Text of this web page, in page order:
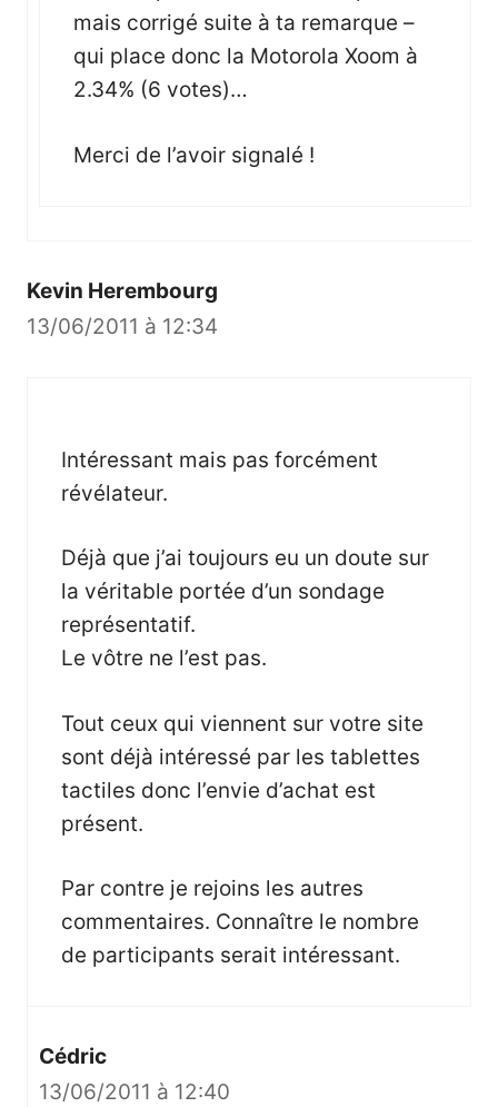
mais corrigé suite à ta remarque –
qui place donc la Motorola Xoom à
2.34% (6 votes)…
Merci de l’avoir signalé !
Kevin Herembourg
13/06/2011 à 12:34
Intéressant mais pas forcément
révélateur.
Déjà que j’ai toujours eu un doute sur
la véritable portée d’un sondage
représentatif.
Le vôtre ne l’est pas.
Tout ceux qui viennent sur votre site
sont déjà intéressé par les tablettes
tactiles donc l’envie d’achat est
présent.
Par contre je rejoins les autres
commentaires. Connaître le nombre
de participants serait intéressant.
Cédric
13/06/2011 à 12:40